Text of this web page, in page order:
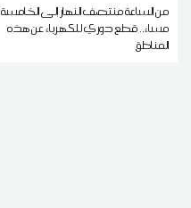
من الساعة منتصف النهار إلى الخامسة
مساء.. قطع دوري للكهرباء عن هذه
المناطق